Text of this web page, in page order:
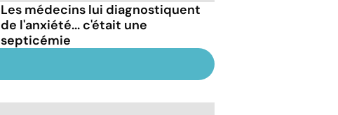
Les médecins lui diagnostiquent
de l'anxiété... c'était une
septicémie